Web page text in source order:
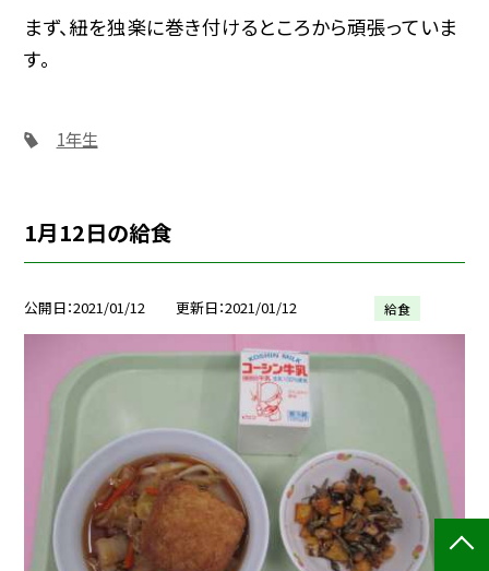
まず、紐を独楽に巻き付けるところから頑張っていま
す。
1年生
1月12日の給食
公開日 2021/01/12 更新日 2021/01/12 給食